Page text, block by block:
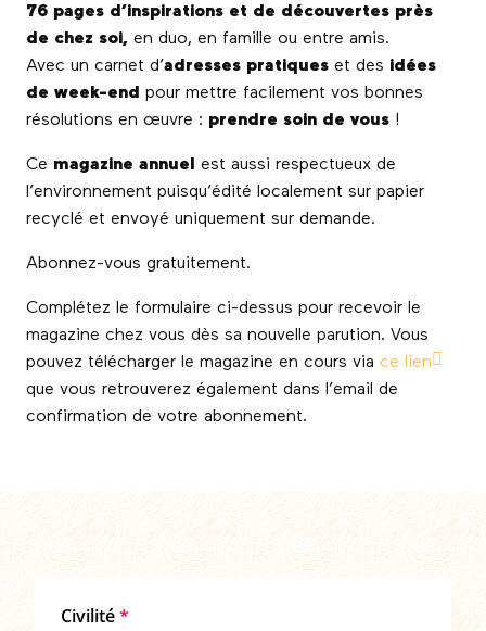
76 pages d’inspirations et de découvertes près
de chez soi, en duo, en famille ou entre amis.
Avec un carnet d’adresses pratiques et des idées
de week-end pour mettre facilement vos bonnes
résolutions en œuvre : prendre soin de vous !
Ce magazine annuel
est aussi respectueux de
l’environnement puisqu’édité localement sur papier
recyclé et envoyé uniquement sur demande.
Abonnez-vous gratuitement.
Complétez le formulaire ci-dessus pour recevoir le
magazine chez vous dès sa nouvelle parution. Vous
pouvez télécharger le magazine en cours via ce lien
que vous retrouverez également dans l’email de
confirmation de votre abonnement.